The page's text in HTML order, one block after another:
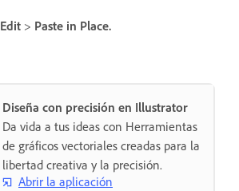
Edit > Paste in Place.
Diseña con precisión en Illustrator
Da vida a tus ideas con Herramientas
de gráficos vectoriales creadas para la
libertad creativa y la precisión.
Abrir la aplicación